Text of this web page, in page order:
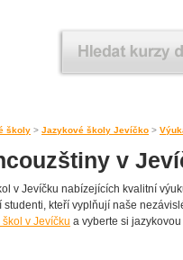
školy > Jazykové školy Jevíčko >
v
v Jevíčku nabízejících kvalitní
kteří vyplňují naše
v Jevíčku a vyberte si